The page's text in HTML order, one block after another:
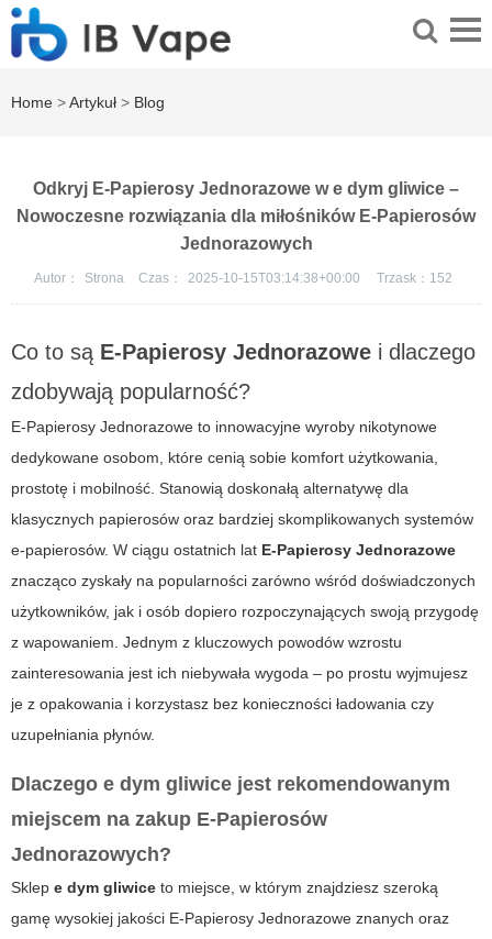
Home >Artykuł > Blog
Odkryj E-Papierosy Jednorazowe w e dym gliwice –
Nowoczesne rozwiązania dla miłośników E-Papierosów
Jednorazowych
Autor： Strona Czas： 2025-10-15T03:14:38+00:00 Trzask： 152
Co to są E-Papierosy Jednorazowe i dlaczego
zdobywają popularność?
E-Papierosy Jednorazowe to innowacyjne wyroby nikotynowe
dedykowane osobom, które cenią sobie komfort użytkowania,
prostotę i mobilność. Stanowią doskonałą alternatywę dla
klasycznych papierosów oraz bardziej skomplikowanych systemów
e-papierosów. W ciągu ostatnich lat E-Papierosy Jednorazowe
znacząco zyskały na popularności zarówno wśród doświadczonych
użytkowników, jak i osób dopiero rozpoczynających swoją przygodę
z wapowaniem. Jednym z kluczowych powodów wzrostu
zainteresowania jest ich niebywała wygoda – po prostu wyjmujesz
je z opakowania i korzystasz bez konieczności ładowania czy
uzupełniania płynów.
Dlaczego e dym gliwice jest rekomendowanym
miejscem na zakup E-Papierosów
Jednorazowych?
Sklep e dym gliwice to miejsce, w którym znajdziesz szeroką
gamę wysokiej jakości E-Papierosy Jednorazowe znanych oraz